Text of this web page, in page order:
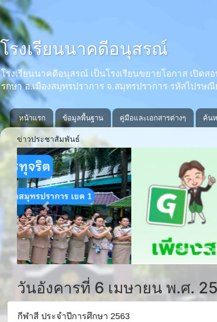
โรงเรียนนาคดีอนุสรณ์
โรงเรียนนาคดีอนุสรณ์ เป็นโรงเรียนขยายโอกาส เปิ
รกษา อ.เมืองสมุทรปราการ จ.สมุทรปราการ รหัสไปรษ
หน้าแรก ข้อมูลพื้นฐาน คู่มือและเอกสารต่างๆ ค้น
ข่าวประชาสัมพันธ์
Previous
วันอังคารที่ 6 เมษายน พ.ศ.
กีฬาสี ประจำปีการศึกษา 2563